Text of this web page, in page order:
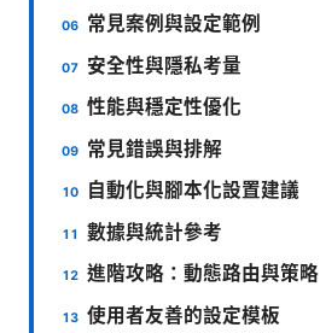
常見案例與設定範例
安全性與隱私考量
性能與穩定性優化
常見錯誤與排解
自動化與腳本化設置建議
數據與統計參考
進階攻略：動態路由與策略
使用者友善的設定模板